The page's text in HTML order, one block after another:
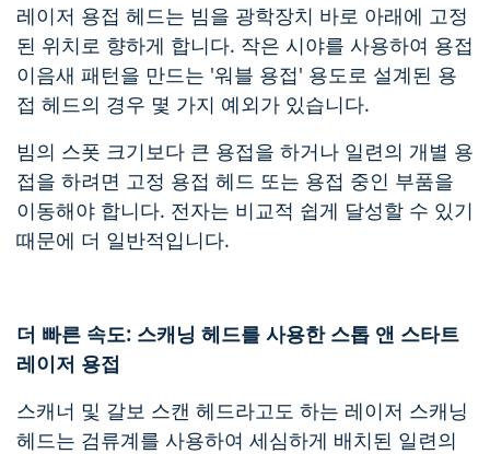
레이저 용접 헤드는 빔을 광학장치 바로 아래에 고정
된 위치로 향하게 합니다. 작은 시야를 사용하여 용접
이음새 패턴을 만드는 '워블 용접' 용도로 설계된 용
접 헤드의 경우 몇 가지 예외가 있습니다.
빔의 스폿 크기보다 큰 용접을 하거나 일련의 개별 용
접을 하려면 고정 용접 헤드 또는 용접 중인 부품을
이동해야 합니다. 전자는 비교적 쉽게 달성할 수 있기
때문에 더 일반적입니다.
더 빠른 속도: 스캐닝 헤드를 사용한 스톱 앤 스타트
레이저 용접
스캐너 및 갈보 스캔 헤드라고도 하는 레이저 스캐닝
헤드는 검류계를 사용하여 세심하게 배치된 일련의